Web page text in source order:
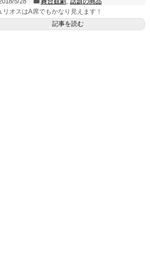
リオスはA席でもかなり見えます！
記事を読む